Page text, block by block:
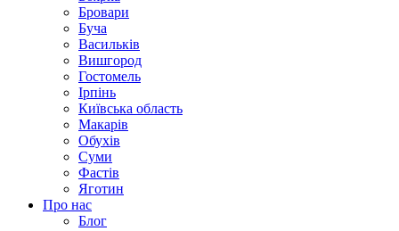
Бровари
Буча
Васильків
Вишгород
Гостомель
Ірпінь
Київська область
Макарів
Обухів
Суми
Фастів
Яготин
Про нас
Блог